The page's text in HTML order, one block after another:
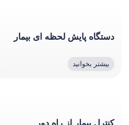
دستگاه پایش لحظه ای بیمار
بیشتر بخوانید
کنترل بیمار از راه دور